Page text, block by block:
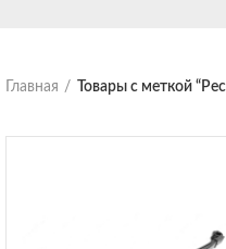
Главная Товары с меткой